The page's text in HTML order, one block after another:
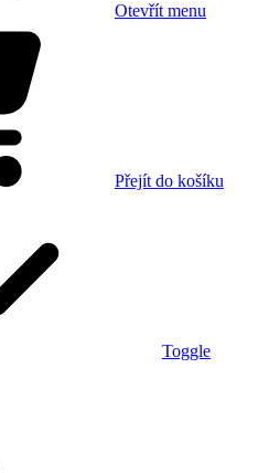
Otevřít menu
Přejít do košíku
Toggle